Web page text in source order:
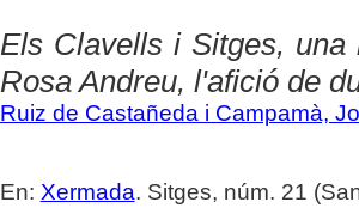
Els Clavells i Sitges,
Rosa Andreu, l'afició de
Ruiz de Castañeda i Campamà,
En: Xermada. Sitges, núm. 21